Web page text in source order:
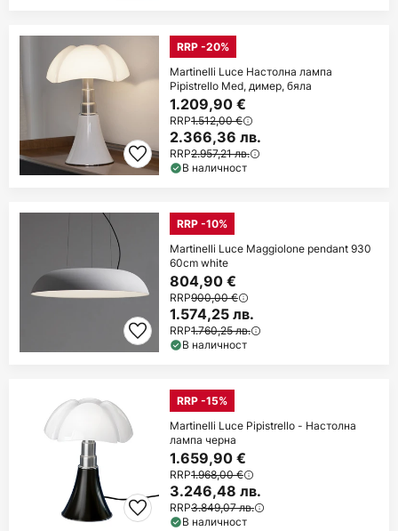
RRP -20%
Martinelli Luce Настолна лампа
Pipistrello Med, димер, бяла
1.209,90 €
RRP1.512,00 €
2.366,36 лв.
RRP2.957,21 лв.
В наличност
RRP -10%
Martinelli Luce Maggiolone pendant 930
60cm white
804,90 €
RRP900,00 €
1.574,25 лв.
RRP1.760,25 лв.
В наличност
RRP -15%
Martinelli Luce Pipistrello - Настолна
лампа черна
1.659,90 €
RRP1.968,00 €
3.246,48 лв.
RRP3.849,07 лв.
В наличност